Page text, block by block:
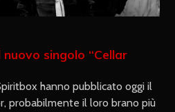
singolo “Cellar
hanno pubblicato oggi il
probabilmente il loro brano più